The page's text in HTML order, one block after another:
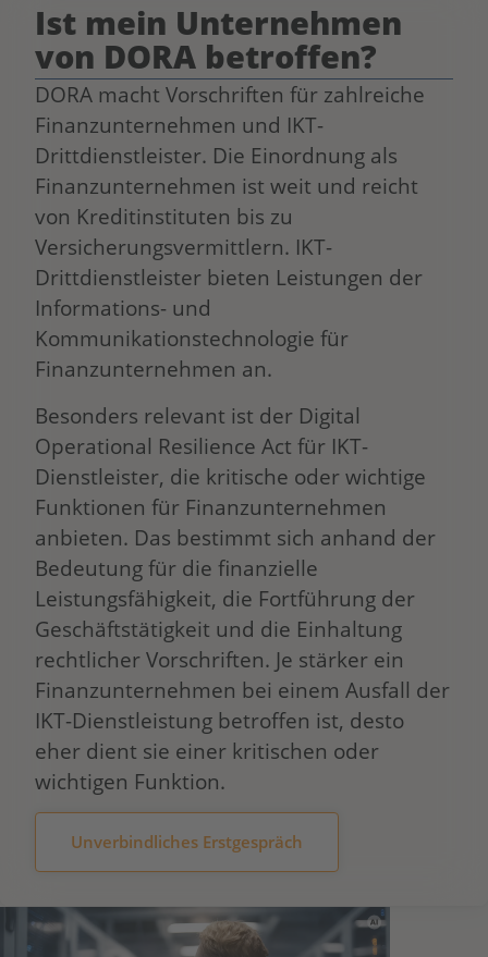
Ist mein Unternehmen
von DORA betroffen?
DORA macht Vorschriften für zahlreiche
Finanzunternehmen und IKT-
Drittdienstleister. Die Einordnung als
Finanzunternehmen ist weit und reicht
von Kreditinstituten bis zu
Versicherungsvermittlern. IKT-
Drittdienstleister bieten Leistungen der
Informations- und
Kommunikationstechnologie für
Finanzunternehmen an.
Besonders relevant ist der Digital
Operational Resilience Act für IKT-
Dienstleister, die kritische oder wichtige
Funktionen für Finanzunternehmen
anbieten. Das bestimmt sich anhand der
Bedeutung für die finanzielle
Leistungsfähigkeit, die Fortführung der
Geschäftstätigkeit und die Einhaltung
rechtlicher Vorschriften. Je stärker ein
Finanzunternehmen bei einem Ausfall der
IKT-Dienstleistung betroffen ist, desto
eher dient sie einer kritischen oder
wichtigen Funktion.
Unverbindliches Erstgespräch